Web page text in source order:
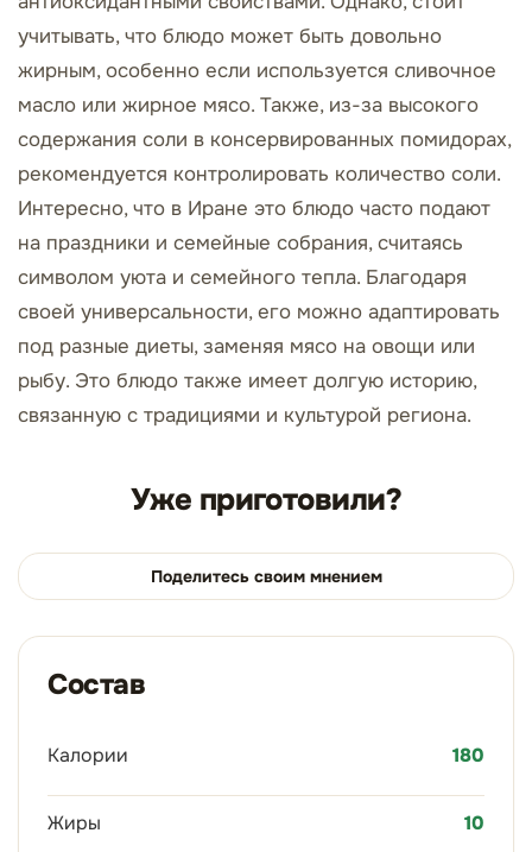
учитывать, что блюдо может быть довольно
жирным, особенно если используется сливочное
масло или жирное мясо. Также, из-за высокого
содержания соли в консервированных помидорах,
рекомендуется контролировать количество соли.
Интересно, что в Иране это блюдо часто подают
на праздники и семейные собрания, считаясь
символом уюта и семейного тепла. Благодаря
своей универсальности, его можно адаптировать
под разные диеты, заменяя мясо на овощи или
рыбу. Это блюдо также имеет долгую историю,
связанную с традициями и культурой региона.
Уже приготовили?
Поделитесь своим мнением
Состав
Калории 180
Жиры 10